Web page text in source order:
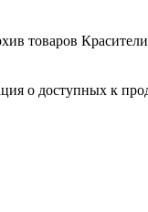
товаров
доступных к